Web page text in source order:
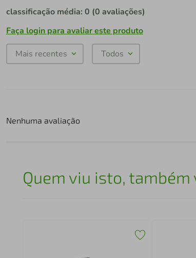
classificação média: 0 (0 avaliações)
Faça login para avaliar este produto
Mais recentes Todos
Nenhuma avaliação
Quem viu isto, também